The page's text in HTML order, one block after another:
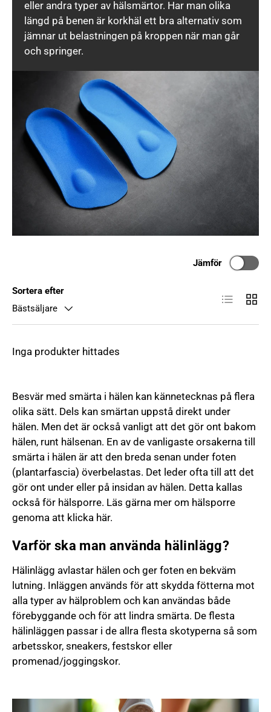
eller andra typer av hälsmärtor. Har man olika
längd på benen är korkhäl ett bra alternativ som
jämnar ut belastningen på kroppen när man går
och springer.
Sortera efter
Bästsäljare
Jämför
List Grid
Inga produkter hittades
Besvär med smärta i hälen kan kännetecknas på flera
olika sätt. Dels kan smärtan uppstå direkt under
hälen. Men det är också vanligt att det gör ont bakom
hälen, runt hälsenan. En av de vanligaste orsakerna till
smärta i hälen är att den breda senan under foten
(plantarfascia) överbelastas. Det leder ofta till att det
gör ont under eller på insidan av hälen. Detta kallas
också för hälsporre. Läs gärna mer om hälsporre
genoma att klicka här.
Varför ska man använda hälinlägg?
Hälinlägg avlastar hälen och ger foten en bekväm
lutning. Inläggen används för att skydda fötterna mot
alla typer av hälproblem och kan användas både
förebyggande och för att lindra smärta. De flesta
hälinläggen passar i de allra flesta skotyperna så som
arbetsskor, sneakers, festskor eller
promenad/joggingskor.